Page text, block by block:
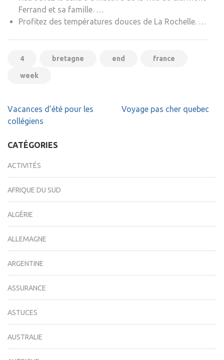
Ferrand et sa famille. …
Profitez des températures douces de La Rochelle. …
4 bretagne end france
week
Navigation
de
Vacances d’été pour les
collégiens
Voyage pas cher quebec
CATÉGORIES
ACTIVITÉS
AFRIQUE DU SUD
ALGÉRIE
ALLEMAGNE
ARGENTINE
ASSURANCE
ASTUCES
AUSTRALIE